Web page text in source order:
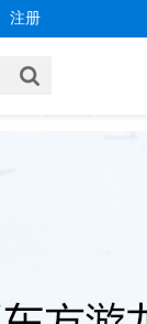
注册